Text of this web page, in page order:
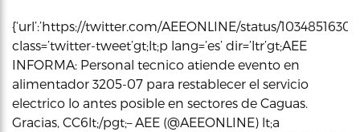
{‘url’:’https://twitter.com/AEEONLINE/status/
class=’twitter-tweet’gt;lt;p lang=’es’ dir=’ltr’gt;AEE
INFORMA: Personal tecnico atiende evento en
alimentador 3205-07 para restablecer el servicio
electrico lo antes posible en sectores de Caguas.
Gracias, CC6lt;/pgt;– AEE (@AEEONLINE) lt;a